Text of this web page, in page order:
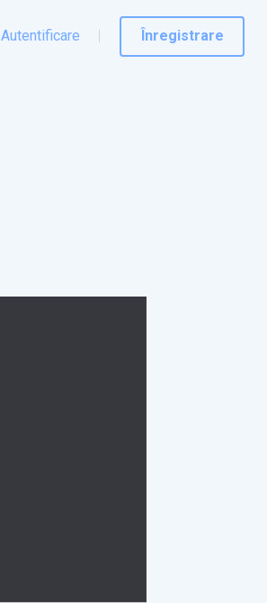
Autentificare Înregistrare